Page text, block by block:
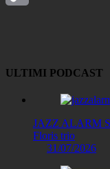
ULTIMI PODCAST
JAZZ ALARM
Floris trio
31/07/2026